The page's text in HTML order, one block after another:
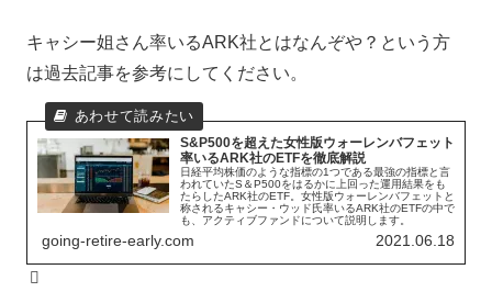
キャシー姐さん率いるARK社とはなんぞや？という方
は過去記事を参考にしてください。
S&P500を超えた女性版ウォーレンバフェット
率いるARK社のETFを徹底解説
日経平均株価のような指標の1つである最強の指標と言
われていたS＆P500をはるかに上回った運用結果をも
たらしたARK社のETF。女性版ウォーレンバフェットと
称されるキャシー・ウッド氏率いるARK社のETFの中で
も、アクティブファンドについて説明します。
going-retire-early.com 2021.06.18